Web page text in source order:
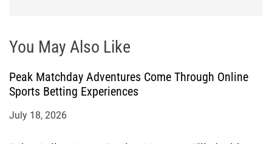
You May Also Like
Peak Matchday Adventures Come Through Online
Sports Betting Experiences
July 18, 2026